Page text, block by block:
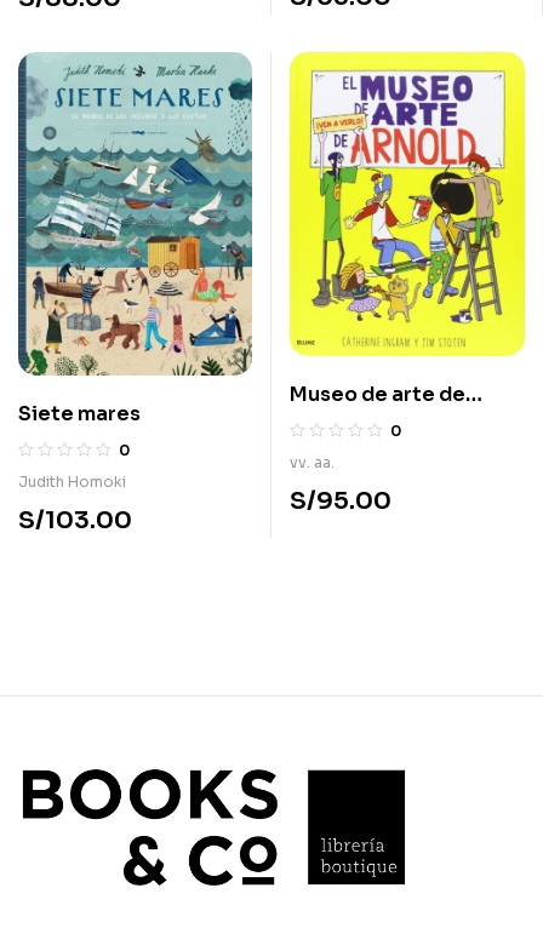
Siete mares
0
Judith Homoki
S/103.00
Museo de arte de
Arnold, ¡Ven a verlo!
0
vv. aa.
S/95.00